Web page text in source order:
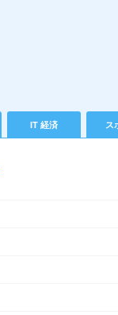
IT 経済 ス